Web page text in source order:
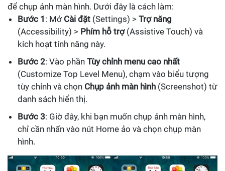
để chụp ảnh màn hình. Dưới đây là cách làm:
Bước 1 : Mở Cài đặt (Settings) > Trợ năng
(Accessibility) > Phím hỗ trợ(Assistive Touch) và
kích hoạt tính năng này.
Bước 2: Vào phần Tùy chỉnh menu cao nhất
(Customize Top Level Menu), chạm vào biểu tượng
tùy chỉnh và chọn Chụp ảnh màn hình (Screenshot) từ
danh sách hiển thị.
Bước 3: Giờ đây, khi bạn muốn chụp ảnh màn hình,
chỉ cần nhấn vào nút Home ảo và chọn chụp màn
hình.